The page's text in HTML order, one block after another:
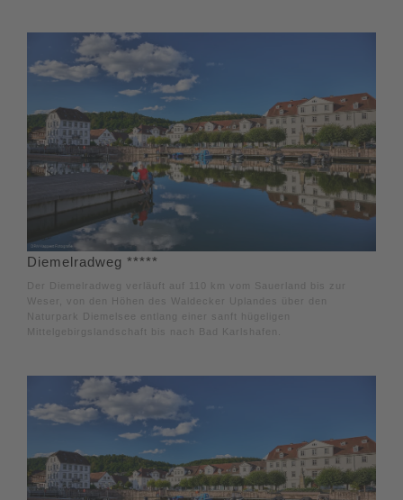
Diemelradweg *****
Der Diemelradweg verläuft auf 110 km vom Sauerland bis zur
Weser, von den Höhen des Waldecker Uplandes über den
Naturpark Diemelsee entlang einer sanft hügeligen
Mittelgebirgslandschaft bis nach Bad Karlshafen.